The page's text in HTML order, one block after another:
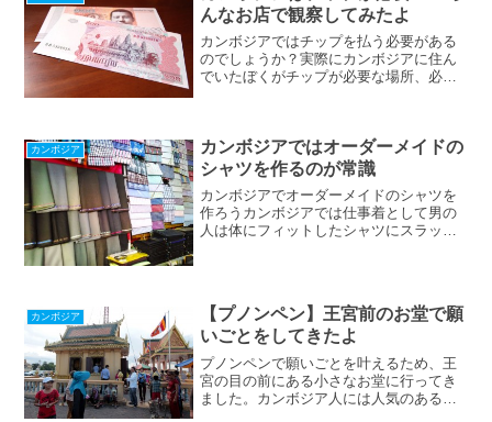
しさを増す一方で交差点を一つ通過する
だけで数十分を要することもしばしば。
ぼくもこの地区に住んでいた時にはとて
も渋滞に悩
んなお店で観察してみたよ
カンボジアではチップを払う必要がある
のでしょうか？実際にカンボジアに住ん
でいたぼくがチップが必要な場所、必要
カンボジア
カンボジアではオーダーメイドの
シャツを作るのが常識
カンボジアでオーダーメイドのシャツを
作ろうカンボジアでは仕事着として男の
人は体にフィットしたシャツにスラック
んながピシッと着こなして...
カンボジア
【プノンペン】王宮前のお堂で願
いごとをしてきたよ
プノンペンで願いごとを叶えるため、王
宮の目の前にある小さなお堂に行ってき
ました。カンボジア人には人気のある場